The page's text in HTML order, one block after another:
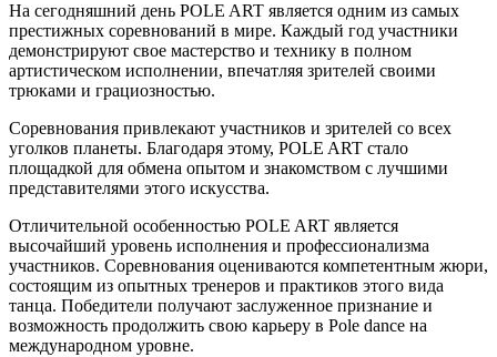
На сегодняшний день POLE ART является одним из самых
престижных соревнований в мире. Каждый год участники
демонстрируют свое мастерство и технику в полном
артистическом исполнении, впечатляя зрителей своими
трюками и грациозностью.
Соревнования привлекают участников и зрителей со всех
уголков планеты. Благодаря этому, POLE ART стало
площадкой для обмена опытом и знакомством с лучшими
представителями этого искусства.
Отличительной особенностью POLE ART является
высочайший уровень исполнения и профессионализма
участников. Соревнования оцениваются компетентным жюри,
состоящим из опытных тренеров и практиков этого вида
танца. Победители получают заслуженное признание и
возможность продолжить свою карьеру в Pole dance на
международном уровне.